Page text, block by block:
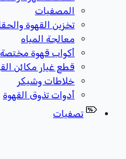
المصفيات
تخزين القهوة
معالجة المياه
أكواب قهوة مختصة
قطع غيار مكائن
خلاطات وشيكر
أدوات تذوق القهوة
تصفيات